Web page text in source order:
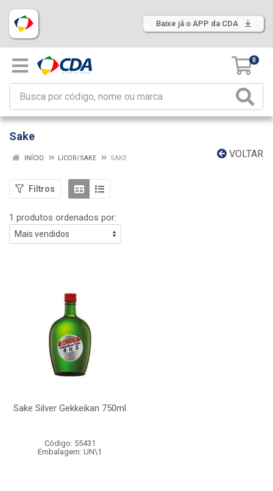
Baixe já o APP da CDA
0
Sake
VOLTAR
INÍCIO LICOR/SAKE SAKE
Filtros
1 produtos ordenados por:
Sake Silver Gekkeikan 750ml
Código: 55431
Embalagem: UN\1